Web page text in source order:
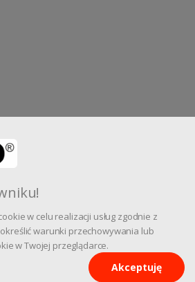
w celu realizacji usług zgodnie z
warunki przechowywania lub
w Twojej przeglądarce.
Akceptuję